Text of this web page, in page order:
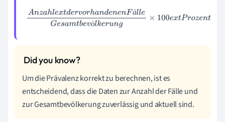
ä
ö
AnzahlextdervorhandenenFälleGesa mt bevölkerung×10
0extPro
Um die Prävalenz korrekt zu berechnen, ist es
entscheidend, dass die Daten zur Anzahl der Fälle und
zur Gesamtbevölkerung zuverlässig und aktuell sind.